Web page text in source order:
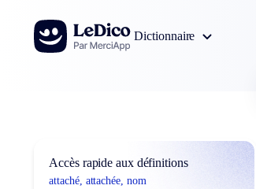
Aller au contenu
Dictionnaire
Accès rapide aux définitions
attaché, attachée, nom